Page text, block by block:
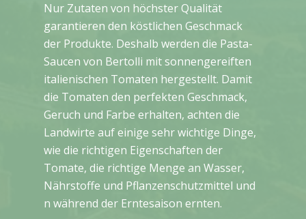
Nur Zutaten von höchster Qualität
garantieren den köstlichen Geschmack
der Produkte. Deshalb werden die Pasta-
Saucen von Bertolli mit sonnengereiften
italienischen Tomaten hergestellt. Damit
die Tomaten den perfekten Geschmack,
Geruch und Farbe erhalten, achten die
Landwirte auf einige sehr wichtige Dinge,
wie die richtigen Eigenschaften der
Tomate, die richtige Menge an Wasser,
Nährstoffe und Pflanzenschutzmittel und
n während der Erntesaison ernten.